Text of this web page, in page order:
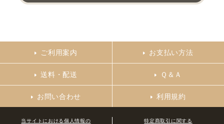
ご利用案内 お支払い方法
送料・配送 Ｑ＆Ａ
お問い合わせ 利用規約
当サイトにおける個人情報の 特定商取引に関する